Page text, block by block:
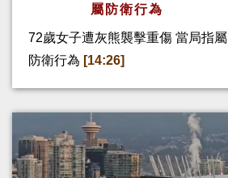
屬防衛行為
72歲女子遭灰熊襲擊重傷 當局指屬
防衛行為 [14:26]